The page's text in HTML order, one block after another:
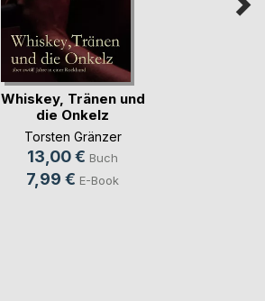
Whiskey, Tränen und
die Onkelz
Torsten Gränzer
13,00 € Buch
7,99 € E-Book